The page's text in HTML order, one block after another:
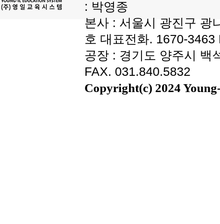
: 박영종
본사 : 서울시 광진구 광
호 대표전화. 1670-
공장 : 경기도 양주시 백
FAX. 031.840.5832
Copyright(c) 2024